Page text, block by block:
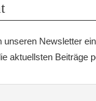
unseren Newsletter
aktuellsten Beiträge